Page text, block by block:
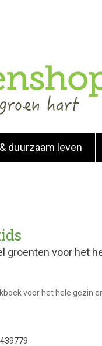
duurzaam leven
groenten voor het
voor het hele gezin